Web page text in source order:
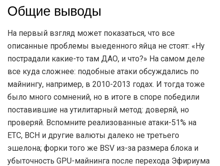
Общие выводы
На первый взгляд может показаться, что все
описанные проблемы выеденного яйца не стоят: «Ну
пострадали какие-то там ДАО, и что?» На самом деле
все куда сложнее: подобные атаки обсуждались по
майнингу, например, в 2010-2013 годах. И тогда тоже
было много сомнений, но в итоге в споре победили
поставившие на утилитарный метод: доверяй, но
проверяй. Вспомните реализованные атаки-51% на
ETC, BCH и другие валюты далеко не третьего
эшелона; форки того же BSV из-за размера блока и
убыточность GPU-майнинга после перехода Эфириума